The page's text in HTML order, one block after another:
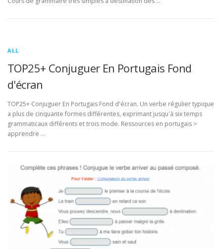
ALL
TOP25+ Conjuguer En Portugais Fond
d'écran
TOP25+ Conjuguer En Portugais Fond d'écran. Un verbe régulier typique
a plus de cinquante formes différentes, exprimant jusqu'à six temps
grammaticaux différents et trois mode. Ressources en portugais >
apprendre …